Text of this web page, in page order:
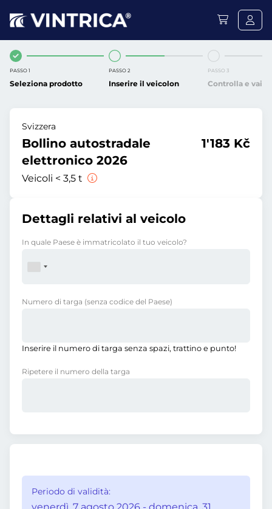
PASSO 1
Seleziona prodotto
PASSO 2
Inserire il veicolon
PASSO 3
Controlla e vai
Svizzera
Bollino autostradale
elettronico 2026
Veicoli < 3,5 t
1'183 Kč
Dettagli relativi al veicolo
In quale Paese è immatricolato il tuo veicolo?
Numero di targa (senza codice del Paese)
Inserire il numero di targa senza spazi, trattino e punto!
Ripetere il numero della targa
Periodo di validità: